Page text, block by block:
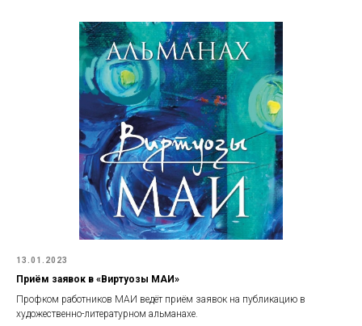
13.01.2023
Приём заявок в «Виртуозы МАИ»
Профком работников МАИ ведёт приём заявок на публикацию в
художественно-литературном альманахе.